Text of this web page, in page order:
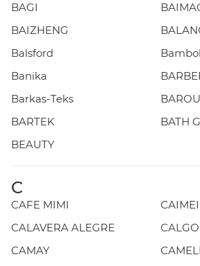
BAGI
BAIZHENG
Balsford
Banika
Barkas-Teks
BARTEK
BATH
BEAUTY
C
CAFE MIMI
CAIMEI
CALAVERA ALEGRE
CAMAY